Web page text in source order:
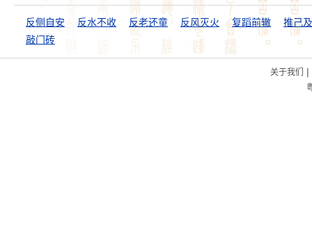
反侧自安 反水不收 反老还童 反风灭火 复蹈前辙
推己
敲门砖
关于我们 |